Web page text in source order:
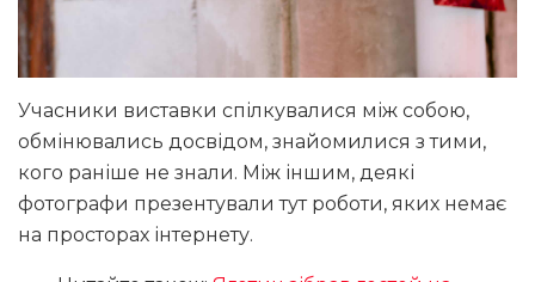
Учасники виставки спілкувалися між собою,
обмінювались досвідом, знайомилися з тими,
кого раніше не знали. Між іншим, деякі
фотографи презентували тут роботи, яких немає
на просторах інтернету.